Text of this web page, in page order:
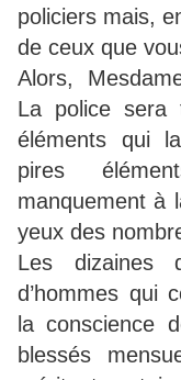
policiers mais,
de ceux que
Alors,
La police sera
éléments qui
pires
manquement à
yeux des
Les dizaines
d’hommes qui
la conscience
blessés